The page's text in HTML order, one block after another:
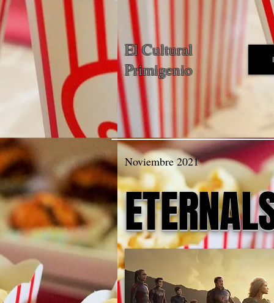
El Cultural
Primigenio
Noviembre 2021